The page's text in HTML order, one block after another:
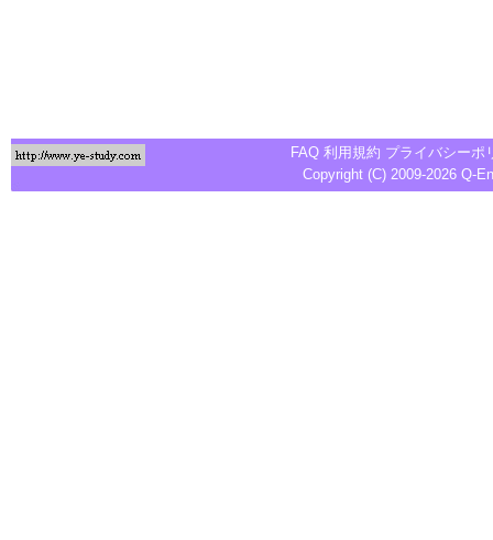
FAQ 利用規約 プライバシーポ
Copyright (C) 2009-2026 Q-